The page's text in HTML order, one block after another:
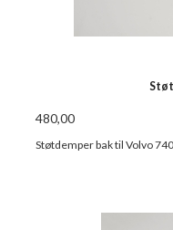
480,00
Støtdemper bak til Volvo